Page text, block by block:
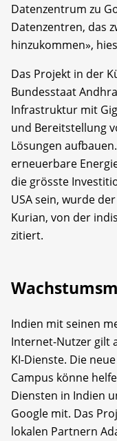
Datenzentrum zu
Datenzentren, das
hinzukommen»,
Das Projekt in der
Bundesstaat
Infrastruktur mit
und Bereitstellung
Lösungen
erneuerbare
die grösste
USA sein, wurde
Kurian, von der
zitiert.
Indien mit seinen
Internet-Nutzer gilt
KI-Dienste. Die
Campus könne
Diensten in Indien
Google mit. Das
lokalen Partnern